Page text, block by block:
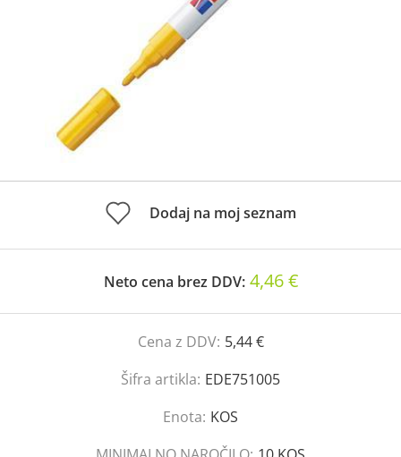
Dodaj na moj seznam
Neto cena brez DDV: 4,46 €
Cena z DDV: 5,44 €
Šifra artikla: EDE751005
Enota: KOS